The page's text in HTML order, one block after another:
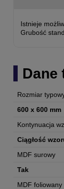
Istnieje
Grubość
Dane
Rozmiar
600 x 600 mm
Kontynuacja
Ciągłość
MDF surowy
Tak
MDF foliowany